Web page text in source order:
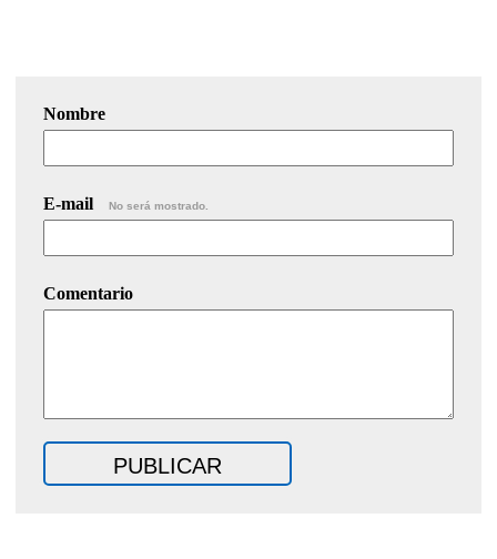
Nombre
E-mail No será mostrado.
Comentario